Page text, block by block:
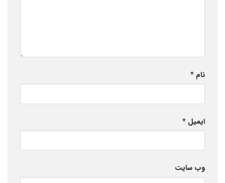
نام *
ایمیل *
وب‌ سایت